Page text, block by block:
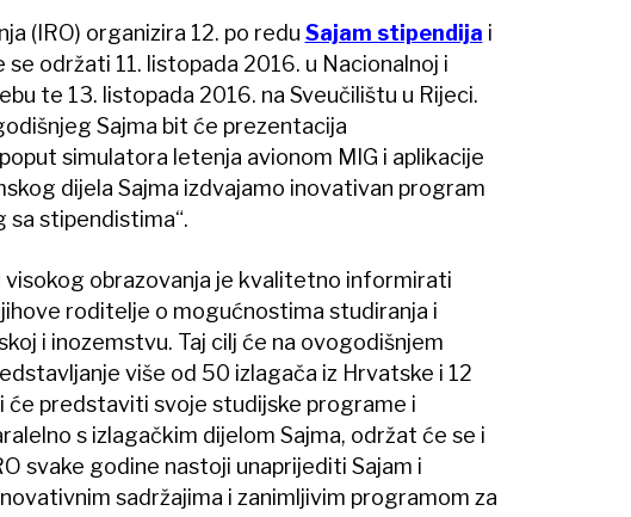
(IRO) organizira 12. po redu Sajam stipendija i
održati 11. listopada 2016. u Nacionalnoj i
te 13. listopada 2016. na Sveučilištu u Rijeci.
Sajma bit će prezentacija
simulatora letenja avionom MIG i aplikacije
dijela Sajma izdvajamo inovativan program
sa stipendistima“.
visokog obrazovanja je kvalitetno informirati
roditelje o mogućnostima studiranja i
i inozemstvu. Taj cilj će na ovogodišnjem
više od 50 izlagača iz Hrvatske i 12
će predstaviti svoje studijske programe i
s izlagačkim dijelom Sajma, održat će se i
svake godine nastoji unaprijediti Sajam i
sadržajima i zanimljivim programom za